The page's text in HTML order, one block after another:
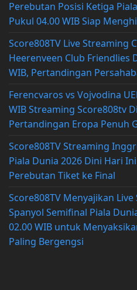
Perebutan Posisi Ketiga
Pukul 04.00 WIB Siap
Score808TV Live Streaming
Heerenveen Club Friendlies
WIB, Pertandingan
Ferencvaros vs Vojvodina
WIB Streaming Score808tv
Pertandingan Eropa Penuh
Score808TV Streaming
Piala Dunia 2026 Dini Hari
Perebutan Tiket ke Final
Score808TV Menyajikan
Spanyol Semifinal Piala
02.00 WIB untuk
Paling Bergengsi